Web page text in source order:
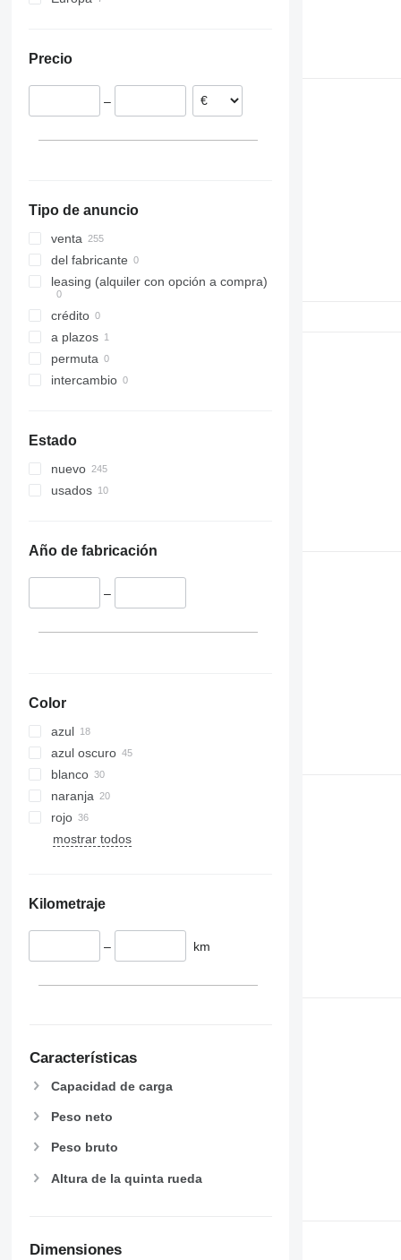
Precio
–
Tipo de anuncio
venta
del fabricante
leasing (alquiler con opción a compra)
crédito
a plazos
permuta
intercambio
Estado
nuevo
usados
Año de fabricación
–
Color
azul
azul oscuro
blanco
naranja
rojo
mostrar todos
Kilometraje
– km
Características
Capacidad de carga
Peso neto
Peso bruto
Altura de la quinta rueda
Dimensiones